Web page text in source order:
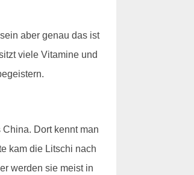
aber genau das ist
viele Vitamine und
Dort kennt man
kam die Litschi nach
werden sie meist in